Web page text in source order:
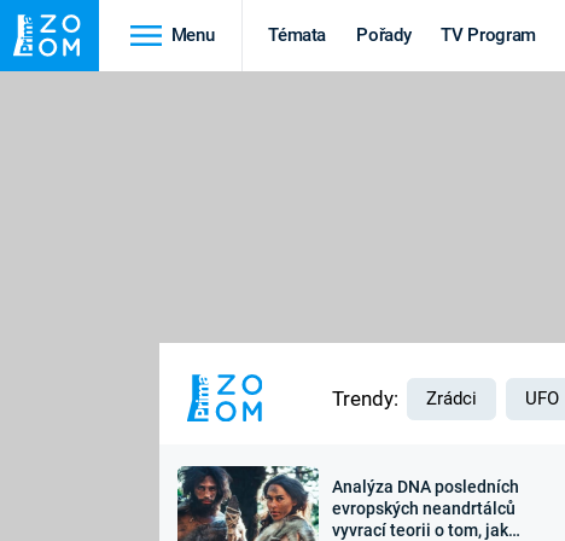
Menu Témata Pořady TV Program
Výročí
Trendy: Zrádci UFO
Analýza DNA posledních
evropských neandrtálců
vyvrací teorii o tom, jak